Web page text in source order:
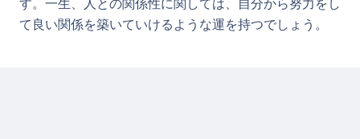
す。一生、人との関係性に関しては、自分から努力をし
て良い関係を築いていけるような運を持つでしょう。